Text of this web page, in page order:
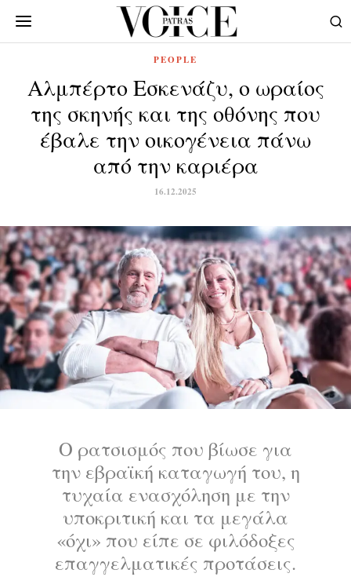
PEOPLE
Αλμπέρτο Εσκενάζυ, o ωραίος
της σκηνής και της οθόνης που
έβαλε την οικογένεια πάνω
από την καριέρα
16.12.2025
Ο ρατσισμός που βίωσε για
την εβραϊκή καταγωγή του, η
τυχαία ενασχόληση με την
υποκριτική και τα μεγάλα
«όχι» που είπε σε φιλόδοξες
επαγγελματικές προτάσεις.